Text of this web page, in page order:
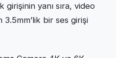
girişinin yanı sıra, video
3.5mm’lik bir ses girişi